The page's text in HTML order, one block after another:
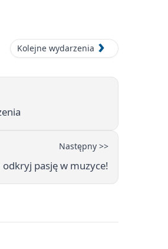
Kolejne wydarzenia
Następny >>
pasję w muzyce!